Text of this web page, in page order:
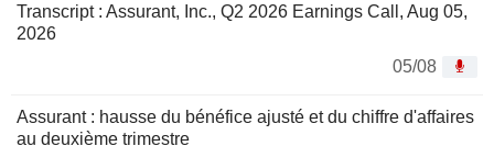
Transcript : Assurant, Inc., Q2 2026 Earnings Call, Aug 05,
2026
05/08
Assurant : hausse du bénéfice ajusté et du chiffre d'affaires
au deuxième trimestre